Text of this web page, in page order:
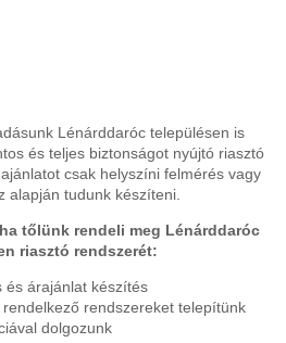
Lénárddaróc településen is
és teljes biztonságot nyújtó riasztó
csak helyszíni felmérés vagy
alapján tudunk készíteni.
tőlünk rendeli meg Lénárddaróc
riasztó rendszerét:
és árajánlat készítés
rendszereket telepítünk
dolgozunk